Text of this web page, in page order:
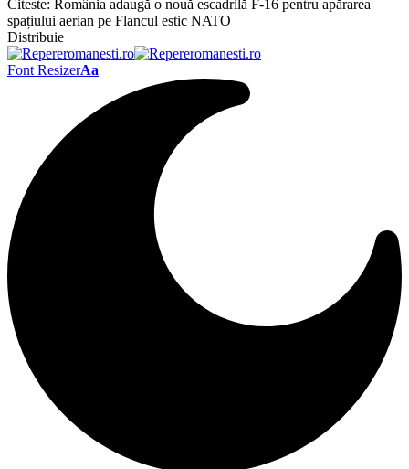
Citeste: România adaugă o nouă escadrilă F-16 pentru apărarea
spațiului aerian pe Flancul estic NATO
Distribuie
Font ResizerAa